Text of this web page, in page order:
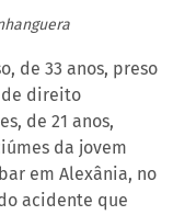
de 33 anos, preso
direito
de 21 anos,
da jovem
em Alexânia, no
acidente que